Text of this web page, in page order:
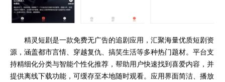
精灵短剧是一款免费无广告的追剧应用，汇聚海量优质短剧资
源，涵盖都市言情、穿越复仇、搞笑生活等多种热门题材。平台支
持精细化分类与智能个性化推荐，帮助用户快速找到喜爱内容，并
提供离线下载功能，可缓存至本地随时观看。应用界面简洁、播放